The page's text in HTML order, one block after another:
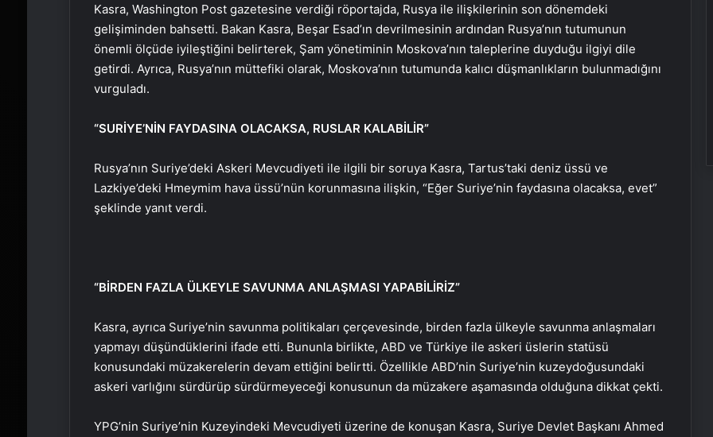
Kasra, Washington Post gazetesine verdiği röportajda, Rusya ile ilişkilerinin son dönemdeki
gelişiminden bahsetti. Bakan Kasra, Beşar Esad’ın devrilmesinin ardından Rusya’nın tutumunun
önemli ölçüde iyileştiğini belirterek, Şam yönetiminin Moskova’nın taleplerine duyduğu ilgiyi dile
getirdi. Ayrıca, Rusya’nın müttefiki olarak, Moskova’nın tutumunda kalıcı düşmanlıkların bulunmadığını
vurguladı.
“SURİYE’NİN FAYDASINA OLACAKSA, RUSLAR KALABİLİR”
Rusya’nın Suriye’deki Askeri Mevcudiyeti ile ilgili bir soruya Kasra, Tartus’taki deniz üssü ve
Lazkiye’deki Hmeymim hava üssü’nün korunmasına ilişkin, “Eğer Suriye’nin faydasına olacaksa, evet”
şeklinde yanıt verdi.
“BİRDEN FAZLA ÜLKEYLE SAVUNMA ANLAŞMASI YAPABİLİRİZ”
Kasra, ayrıca Suriye’nin savunma politikaları çerçevesinde, birden fazla ülkeyle savunma anlaşmaları
yapmayı düşündüklerini ifade etti. Bununla birlikte, ABD ve Türkiye ile askeri üslerin statüsü
konusundaki müzakerelerin devam ettiğini belirtti. Özellikle ABD’nin Suriye’nin kuzeydoğusundaki
askeri varlığını sürdürüp sürdürmeyeceği konusunun da müzakere aşamasında olduğuna dikkat çekti.
YPG’nin Suriye’nin Kuzeyindeki Mevcudiyeti üzerine de konuşan Kasra, Suriye Devlet Başkanı Ahmed